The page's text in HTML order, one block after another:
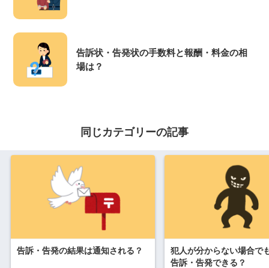
告訴状・告発状の手数料と報酬・料金の相
場は？
同じカテゴリーの記事
告訴・告発の結果は通知される？
犯人が分からない場合で
告訴・告発できる？